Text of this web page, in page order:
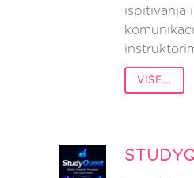
ispitivanja i
VIŠE...